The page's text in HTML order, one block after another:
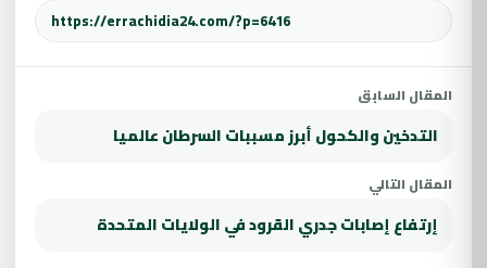
المقال السابق
التدخين والكحول أبرز مسببات السرطان عالميا
المقال التالي
إرتفاع إصابات جدري القرود في الولايات المتحدة